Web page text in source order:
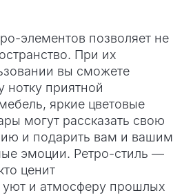
элементов позволяет не
При их
вы сможете
нотку приятной
яркие цветовые
могут рассказать свою
и подарить вам и вашим
эмоции. Ретро-стиль —
ценит
уют и атмосферу прошлых